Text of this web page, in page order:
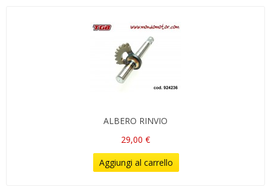
ALBERO RINVIO
29,00 €
Aggiungi al carrello